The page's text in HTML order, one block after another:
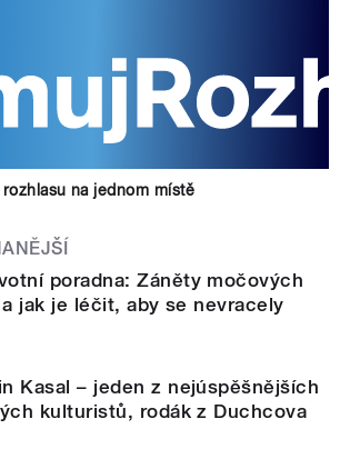
na jednom místě
poradna: Záněty močových
jak je léčit, aby se nevracely
Kasal – jeden z nejúspěšnějších
kulturistů, rodák z Duchcova